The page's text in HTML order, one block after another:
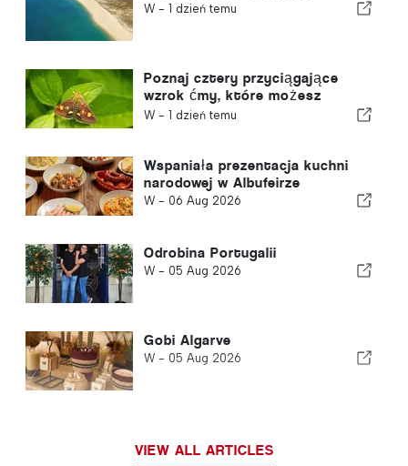
W - 1 dzień temu
Poznaj cztery przyciągające
wzrok ćmy, które możesz
spotkać w swoim ogrodzie
W - 1 dzień temu
Wspaniała prezentacja kuchni
narodowej w Albufeirze
W - 06 Aug 2026
Odrobina Portugalii
W - 05 Aug 2026
Gobi Algarve
W - 05 Aug 2026
VIEW ALL ARTICLES